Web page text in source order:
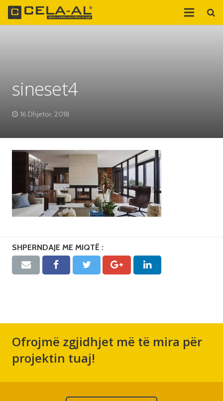
sineset4
16 Dhjetor, 2018
SHPERNDAJE ME MIQTË :
Ofrojmë zgjidhjet më të mira për
projektin tuaj!